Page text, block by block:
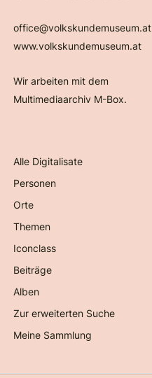
office@volkskundemuseum.at
www.volkskundemuseum.at
Wir arbeiten mit dem
Multimediaarchiv M-Box.
Alle Digitalisate
Personen
Orte
Themen
Iconclass
Beiträge
Alben
Zur erweiterten Suche
Meine Sammlung